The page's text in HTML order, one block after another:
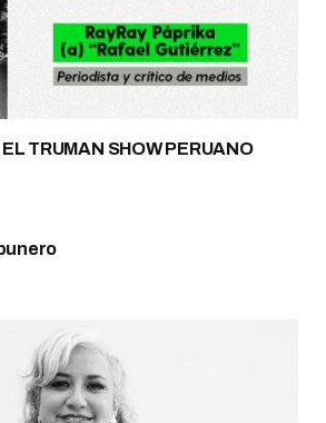
TRUMAN SHOW PERUANO